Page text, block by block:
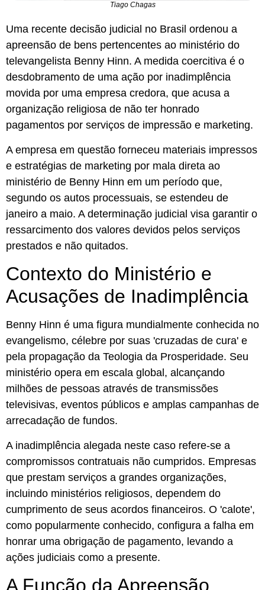
Tiago Chagas
Uma recente decisão judicial no Brasil ordenou a
apreensão de bens pertencentes ao ministério do
televangelista Benny Hinn. A medida coercitiva é o
desdobramento de uma ação por inadimplência
movida por uma empresa credora, que acusa a
organização religiosa de não ter honrado
pagamentos por serviços de impressão e marketing.
A empresa em questão forneceu materiais impressos
e estratégias de marketing por mala direta ao
ministério de Benny Hinn em um período que,
segundo os autos processuais, se estendeu de
janeiro a maio. A determinação judicial visa garantir o
ressarcimento dos valores devidos pelos serviços
prestados e não quitados.
Contexto do Ministério e
Acusações de Inadimplência
Benny Hinn é uma figura mundialmente conhecida no
evangelismo, célebre por suas 'cruzadas de cura' e
pela propagação da Teologia da Prosperidade. Seu
ministério opera em escala global, alcançando
milhões de pessoas através de transmissões
televisivas, eventos públicos e amplas campanhas de
arrecadação de fundos.
A inadimplência alegada neste caso refere-se a
compromissos contratuais não cumpridos. Empresas
que prestam serviços a grandes organizações,
incluindo ministérios religiosos, dependem do
cumprimento de seus acordos financeiros. O 'calote',
como popularmente conhecido, configura a falha em
honrar uma obrigação de pagamento, levando a
ações judiciais como a presente.
A Função da Apreensão